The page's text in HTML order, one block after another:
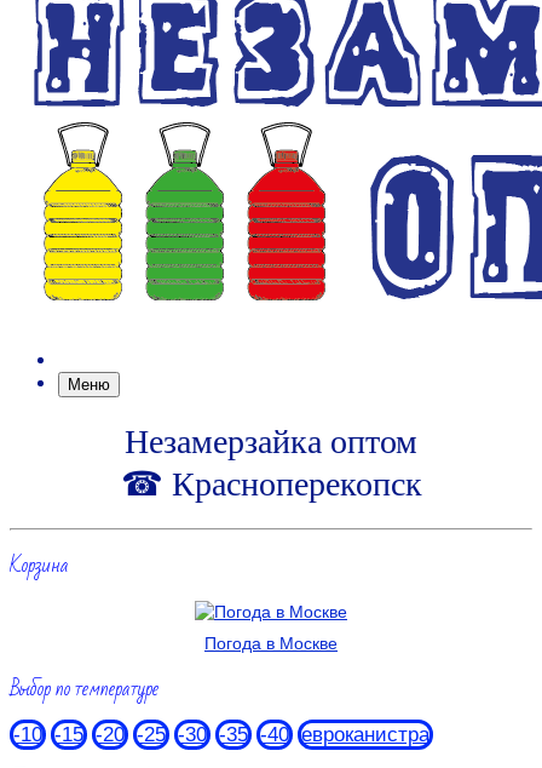
Меню
Незамерзайка оптом
☎ Красноперекопск
Корзина
Погода в Москве
Выбор по температуре
-10 -15 -20 -25 -30 -35 -40 евроканистра